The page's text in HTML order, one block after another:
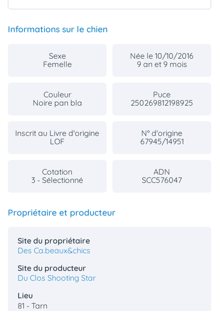
Informations sur le chien
Sexe
Femelle
Née le 10/10/2016
9 an et 9 mois
Couleur
Noire pan bla
Puce
250269812198925
Inscrit au Livre d'origine
LOF
N° d'origine
67945/14951
Cotation
3 - Sélectionné
ADN
SCC576047
Propriétaire et producteur
Site du propriétaire
Des Ca.beaux&chics
Site du producteur
Du Clos Shooting Star
Lieu
81 - Tarn